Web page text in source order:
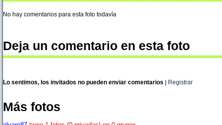
No hay comentarios para esta foto todavía
Deja un comentario en esta foto
Lo sentimos, los invitados no pueden enviar comentarios Registrar
Más fotos